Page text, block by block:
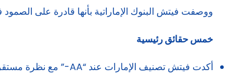
ووصفت فيتش البنوك الإماراتية بأنها قادرة على
خمس حقائق رئيسية
أكدت فيتش تصنيف الإمارات عند “AA-” مع نظرة مستقرة في 22 أيار/مايو 2026، وسط حرب إقليمية مستمرة.